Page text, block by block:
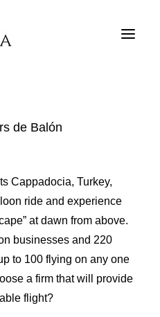
de Balón
Cappadocia, Turkey,
ride and experience
at dawn from above.
businesses and 220
to 100 flying on any one
a firm that will provide
flight?